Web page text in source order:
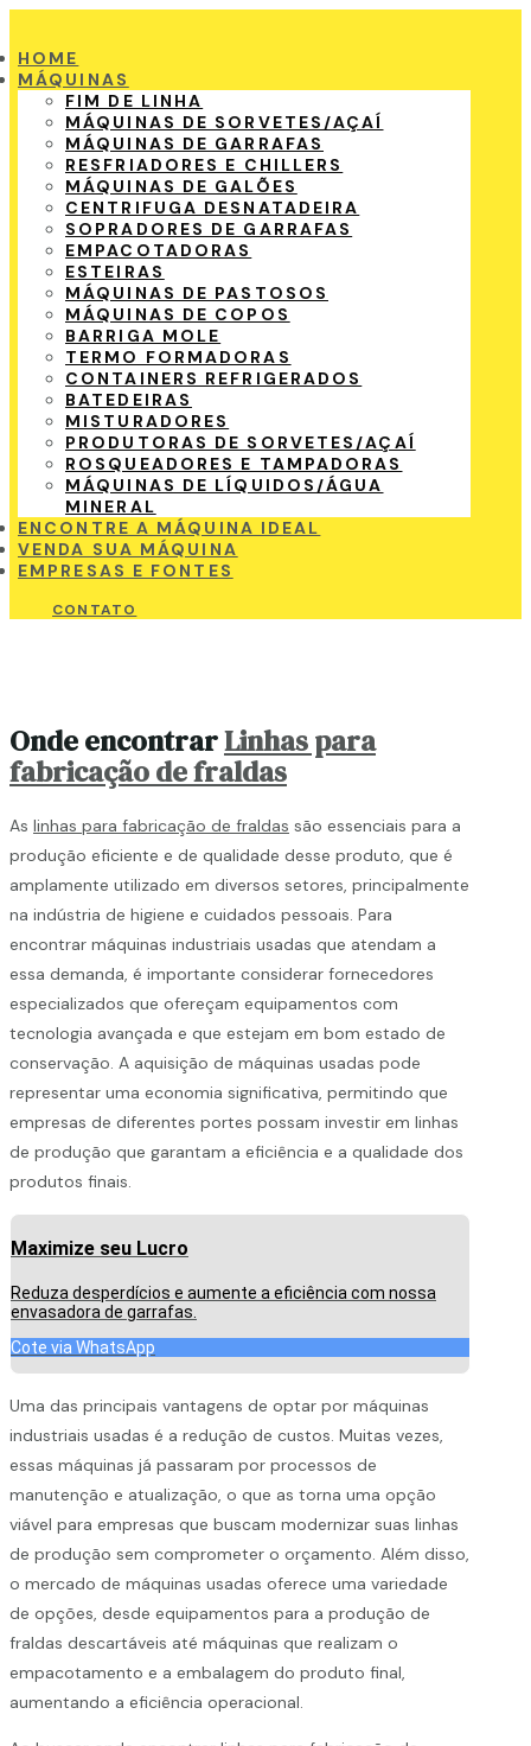
HOME
MÁQUINAS
FIM DE LINHA
MÁQUINAS DE SORVETES/AÇAÍ
MÁQUINAS DE GARRAFAS
RESFRIADORES E CHILLERS
MÁQUINAS DE GALÕES
CENTRIFUGA DESNATADEIRA
SOPRADORES DE GARRAFAS
EMPACOTADORAS
ESTEIRAS
MÁQUINAS DE PASTOSOS
MÁQUINAS DE COPOS
BARRIGA MOLE
TERMO FORMADORAS
CONTAINERS REFRIGERADOS
BATEDEIRAS
MISTURADORES
PRODUTORAS DE SORVETES/AÇAÍ
ROSQUEADORES E TAMPADORAS
MÁQUINAS DE LÍQUIDOS/ÁGUA
MINERAL
ENCONTRE A MÁQUINA IDEAL
VENDA SUA MÁQUINA
EMPRESAS E FONTES
CONTATO
Onde encontrarLinhas para
fabricação de fraldas
As linhas para fabricação de fraldas são essenciais para a
produção eficiente e de qualidade desse produto, que é
amplamente utilizado em diversos setores, principalmente
na indústria de higiene e cuidados pessoais. Para
encontrar máquinas industriais usadas que atendam a
essa demanda, é importante considerar fornecedores
especializados que ofereçam equipamentos com
tecnologia avançada e que estejam em bom estado de
conservação. A aquisição de máquinas usadas pode
representar uma economia significativa, permitindo que
empresas de diferentes portes possam investir em linhas
de produção que garantam a eficiência e a qualidade dos
produtos finais.
Maximize seu Lucro
Reduza desperdícios e aumente a eficiência com nossa
envasadora de garrafas.
Cote via WhatsApp
Uma das principais vantagens de optar por máquinas
industriais usadas é a redução de custos. Muitas vezes,
essas máquinas já passaram por processos de
manutenção e atualização, o que as torna uma opção
viável para empresas que buscam modernizar suas linhas
de produção sem comprometer o orçamento. Além disso,
o mercado de máquinas usadas oferece uma variedade
de opções, desde equipamentos para a produção de
fraldas descartáveis até máquinas que realizam o
empacotamento e a embalagem do produto final,
aumentando a eficiência operacional.